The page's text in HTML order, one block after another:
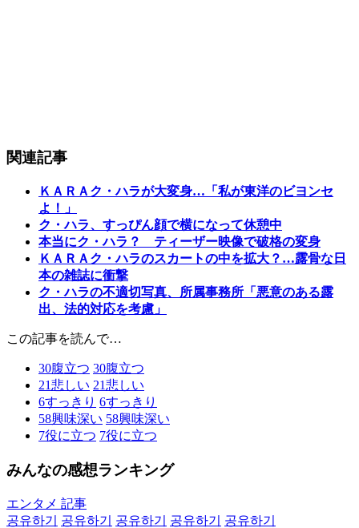
関連記事
ＫＡＲＡク・ハラが大変身…「私が東洋のビヨンセ
よ！」
ク・ハラ、すっぴん顔で横になって休憩中
本当にク・ハラ？ ティーザー映像で破格の変身
ＫＡＲＡク・ハラのスカートの中を拡大？…露骨な日
本の雑誌に衝撃
ク・ハラの不適切写真、所属事務所「悪意のある露
出、法的対応を考慮」
この記事を読んで…
30腹立つ 30腹立つ
21悲しい 21悲しい
6すっきり 6すっきり
58興味深い 58興味深い
7役に立つ 7役に立つ
みんなの感想ランキング
エンタメ 記事
공유하기
공유하기 공유하기 공유하기
공유하기